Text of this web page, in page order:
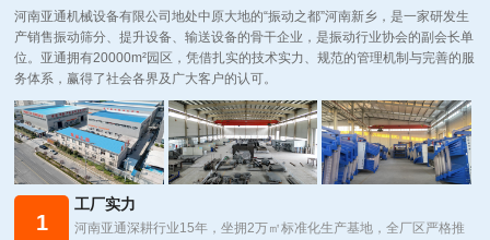
河南亚通机械设备有限公司地处中原大地的“振动之都”河南新乡，是一家研发生
产销售振动筛分、提升设备、输送设备的骨干企业，是振动行业协会的副会长单
位。亚通拥有20000m²园区，凭借扎实的技术实力、规范的管理机制与完善的服
务体系，赢得了社会各界及广大客户的认可。
1
工厂实力
河南亚通深耕行业15年，坐拥2万㎡标准化生产基地，全厂区严格推